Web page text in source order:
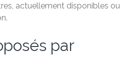
actuellement disponibles ou
par